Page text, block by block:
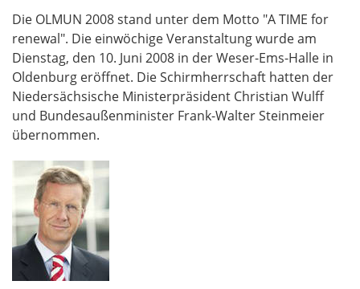
Die OLMUN 2008 stand unter dem Motto "A TIME for
renewal". Die einwöchige Veranstaltung wurde am
Dienstag, den 10. Juni 2008 in der Weser-Ems-Halle in
Oldenburg eröffnet. Die Schirmherrschaft hatten der
Niedersächsische Ministerpräsident Christian Wulff
und Bundesaußenminister Frank-Walter Steinmeier
übernommen.